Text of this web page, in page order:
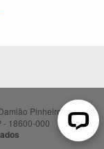
Pinheiro
- 18600-000